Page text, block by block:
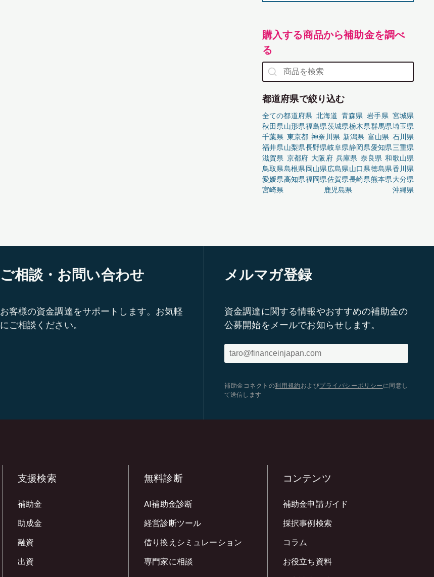
購入する商品から補助金を調べ
る
都道府県で絞り込む
全ての都道府県 北海道 青森県 岩手県 宮城県
秋田県山形県福島県茨城県栃木県群馬県埼玉県
千葉県 東京都 神奈川県 新潟県 富山県 石川県
福井県山梨県長野県岐阜県静岡県愛知県三重県
滋賀県 京都府 大阪府 兵庫県 奈良県 和歌山県
鳥取県島根県岡山県広島県山口県徳島県香川県
愛媛県高知県福岡県佐賀県長崎県熊本県大分県
宮崎県
鹿児島県 沖縄県
ご相談・お問い合わせ
お客様の資金調達をサポートします。お気軽
にご相談ください。
メルマガ登録
資金調達に関する情報やおすすめの補助金の
公募開始をメールでお知らせします。
補助金コネクトの利用規約 およびプライバシーポリシー に同意し
て送信します
支援検索
補助金
助成金
融資
出資
無料診断
AI補助金診断
経営診断ツール
借り換えシミュレーション
専門家に相談
コンテンツ
補助金申請ガイド
採択事例検索
コラム
お役立ち資料